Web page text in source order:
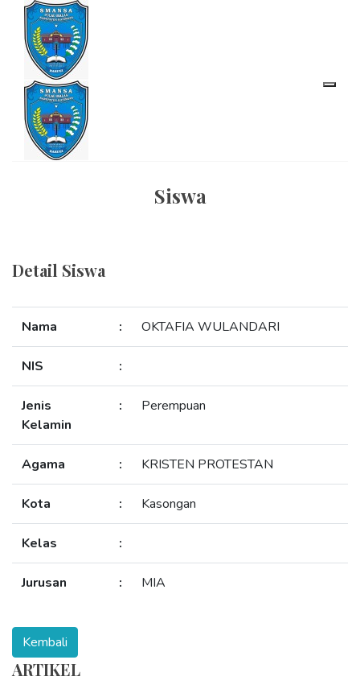
Siswa
Detail Siswa
Nama : OKTAFIA WULANDARI
NIS :
Jenis
Kelamin
: Perempuan
Agama : KRISTEN PROTESTAN
Kota : Kasongan
Kelas :
Jurusan : MIA
ARTIKEL